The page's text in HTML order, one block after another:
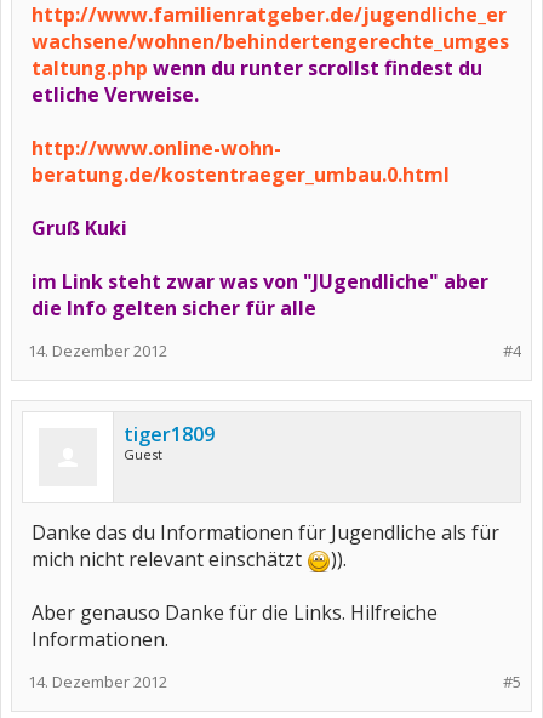
http://www.familienratgeber.de/jugendliche_er
wachsene/wohnen/behindertengerechte_umges
taltung.php wenn du runter scrollst findest du
etliche Verweise.
http://www.online-wohn-
beratung.de/kostentraeger_umbau.0.html
Gruß Kuki
im Link steht zwar was von "JUgendliche" aber
die Info gelten sicher für alle
#4
14. Dezember 2012
tiger1809
Guest
Danke das du Informationen für Jugendliche als für
mich nicht relevant einschätzt
)).
Aber genauso Danke für die Links. Hilfreiche
Informationen.
#5
14. Dezember 2012